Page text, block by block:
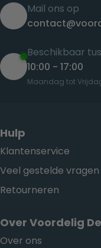
Mail ons op
Beschikbaar
10:00 - 17:00
Maandag tot
Hulp
Klantenservice
Veel gestelde vragen
Retourneren
Over Voordelig
Over ons